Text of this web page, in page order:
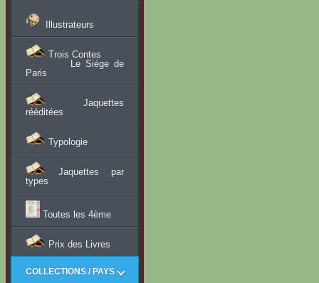
Illustrateurs
Trois Contes
Le Siège de
Paris
Jaquettes
rééditées
Typologie
Jaquettes par
types
Toutes les 4ème
Prix des Livres
COLLECTIONS / PAYS